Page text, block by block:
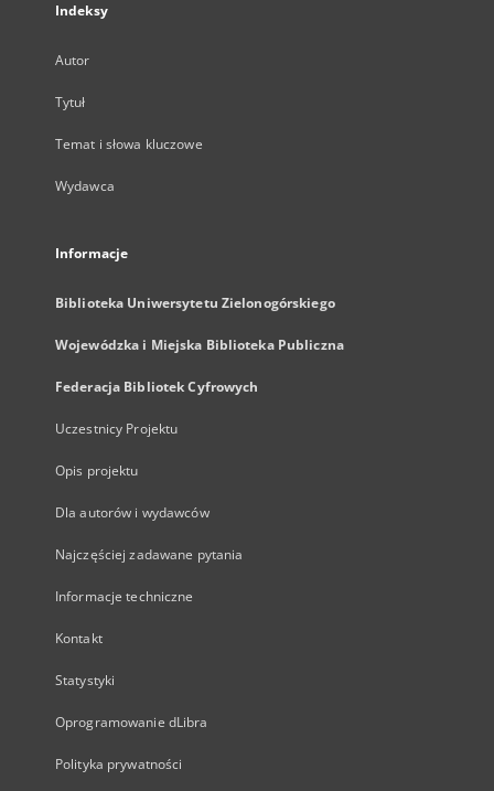
Indeksy
Autor
Tytuł
Temat i słowa kluczowe
Wydawca
Informacje
Biblioteka Uniwersytetu Zielonogórskiego
Wojewódzka i Miejska Biblioteka Publiczna
Federacja Bibliotek Cyfrowych
Uczestnicy Projektu
Opis projektu
Dla autorów i wydawców
Najczęściej zadawane pytania
Informacje techniczne
Kontakt
Statystyki
Oprogramowanie dLibra
Polityka prywatności